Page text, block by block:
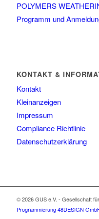
POLYMERS
Programm und
KONTAKT &
Kontakt
Kleinanzeigen
Impressum
Compliance Richtlinie
Datenschutzerklärung
© 2026 GUS e.V. - Gesellschaft
Programmierung 48DESIGN